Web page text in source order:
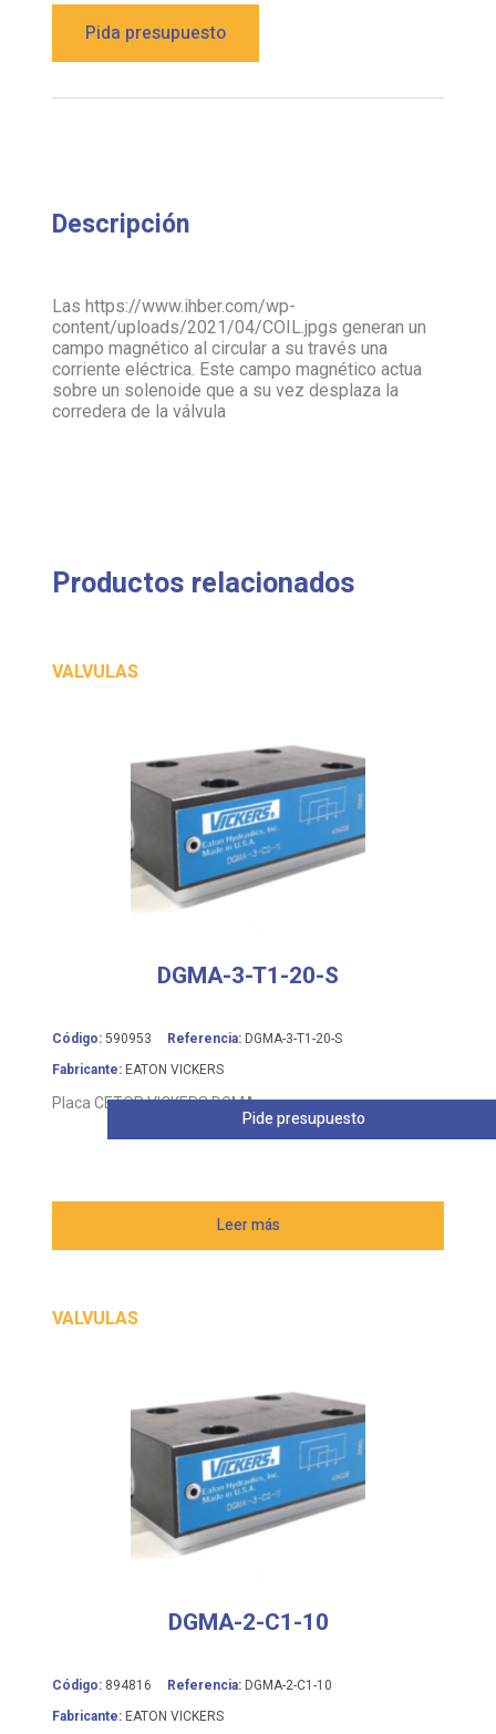
Pida presupuesto
Descripción
Las https://www.ihber.com/wp-
content/uploads/2021/04/COIL.jpgs generan un
campo magnético al circular a su través una
corriente eléctrica. Este campo magnético actua
sobre un solenoide que a su vez desplaza la
corredera de la válvula
Productos relacionados
VALVULAS
DGMA-3-T1-20-S
Código: 590953 Referencia: DGMA-3-T1-20-S
Fabricante: EATON VICKERS
Placa CETOP VICKERS DGMA
Leer más
Pide presupuesto
VALVULAS
DGMA-2-C1-10
Código: 894816 Referencia: DGMA-2-C1-10
Fabricante: EATON VICKERS